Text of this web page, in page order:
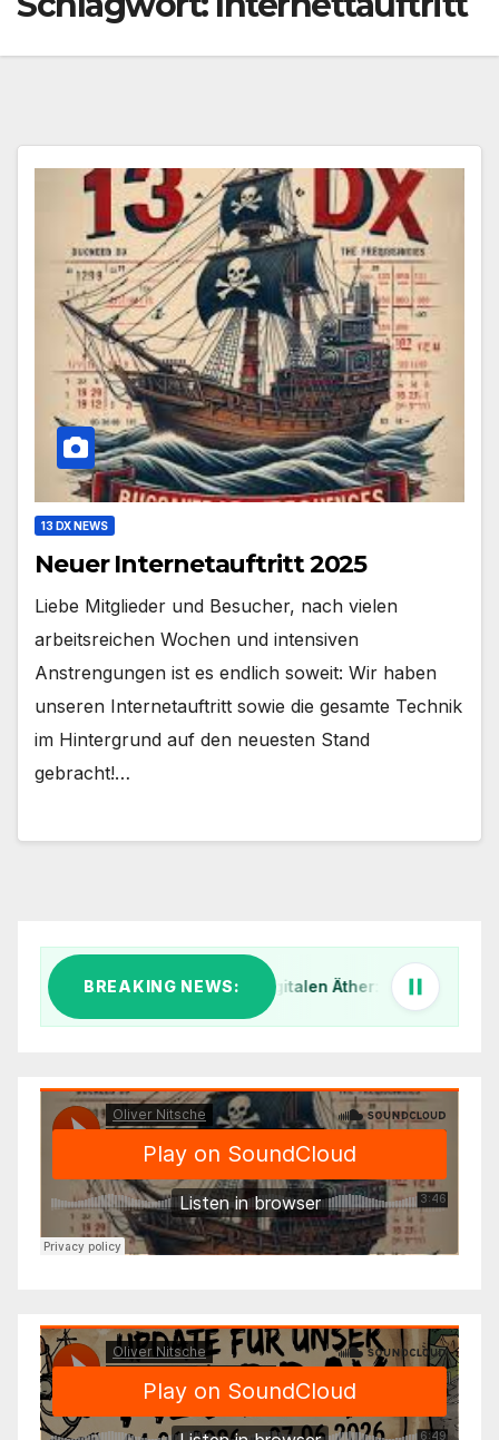
13 DX NEWS
Neuer Internetauftritt 2025
Liebe Mitglieder und Besucher, nach vielen
arbeitsreichen Wochen und intensiven
Anstrengungen ist es endlich soweit: Wir haben
unseren Internetauftritt sowie die gesamte Technik
im Hintergrund auf den neuesten Stand
gebracht!…
BREAKING NEWS:
Klar Schiff im digitalen Äther: Warum wir